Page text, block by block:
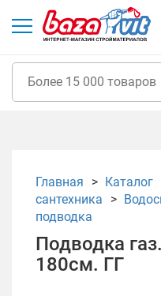
Главная Каталог
сантехника
подводка
Подводка
180см. ГГ